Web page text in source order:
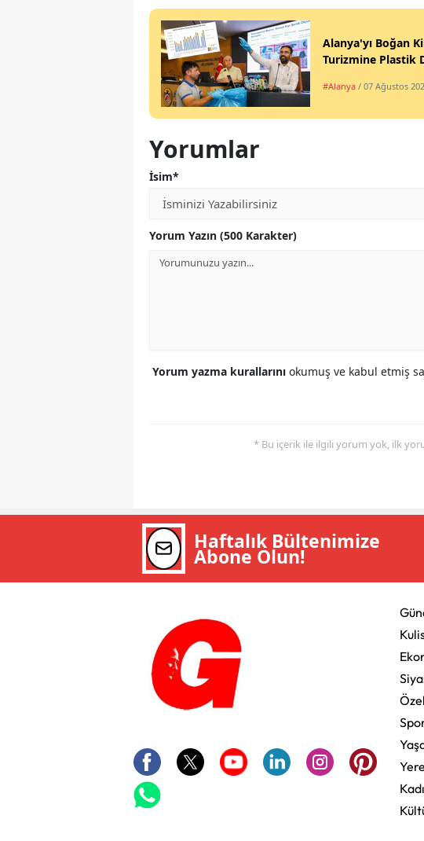
Alanya'yı Boğan
Turizmine Plastik
#Alanya / 07 Ağustos
Yorumlar
İsim*
Yorum Yazın (500 Karakter)
Yorum yazma kurallarını okumuş ve kabul etmiş
* Bu içerik ile ilgili yorum yok, ilk
Haftalık Bültenimize
Abone Olun!